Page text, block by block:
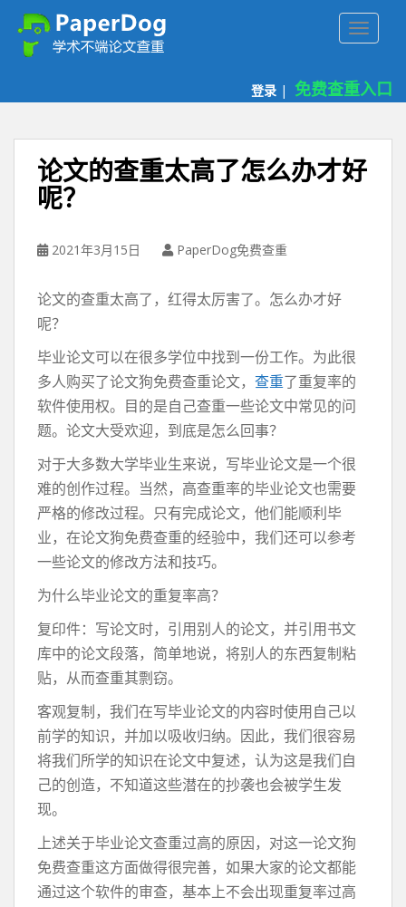
登录 | 免费查重入口
论文的查重太高了怎么办才好
呢？
2021年3月15日 PaperDog免费查重
论文的查重太高了，红得太厉害了。怎么办才好
呢？
毕业论文可以在很多学位中找到一份工作。为此很
多人购买了论文狗免费查重论文， 查重了重复率的
软件使用权。目的是自己查重一些论文中常见的问
题。论文大受欢迎，到底是怎么回事？
对于大多数大学毕业生来说，写毕业论文是一个很
难的创作过程。当然，高查重率的毕业论文也需要
严格的修改过程。只有完成论文，他们能顺利毕
业，在论文狗免费查重的经验中，我们还可以参考
一些论文的修改方法和技巧。
为什么毕业论文的重复率高？
复印件：写论文时，引用别人的论文，并引用书文
库中的论文段落，简单地说，将别人的东西复制粘
贴，从而查重其剽窃。
客观复制，我们在写毕业论文的内容时使用自己以
前学的知识，并加以吸收归纳。因此，我们很容易
将我们所学的知识在论文中复述，认为这是我们自
己的创造，不知道这些潜在的抄袭也会被学生发
现。
上述关于毕业论文查重过高的原因，对这一论文狗
免费查重这方面做得很完善，如果大家的论文都能
通过这个软件的审查，基本上不会出现重复率过高